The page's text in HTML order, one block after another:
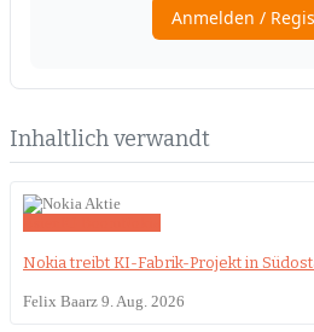
Inhaltlich verwandt
Nokia treibt KI-Fabrik-Projekt in
Felix Baarz 9. Aug. 2026